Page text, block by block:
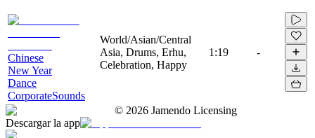
Chinese
New Year
Dance
CorporateSounds
World/Asian/Central
Asia, Drums, Erhu,
Celebration, Happy
1:19 -
© 2026 Jamendo Licensing
Descargar la app